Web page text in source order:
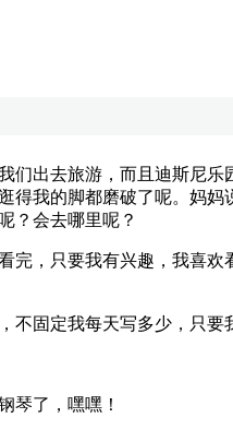
出去旅游，而且迪斯尼乐
我的脚都磨破了呢。妈
？会去哪里呢？
，只要我有兴趣，我喜欢
固定我每天写多少，只要
琴了，嘿嘿！